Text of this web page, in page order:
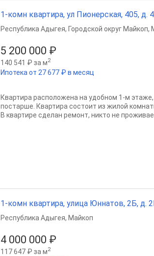
1-комн квартира, ул Пионерская, 405, д.
5 200 000 ₽
140 541 ₽ за м2
Ипотека от 27 677 ₽ в месяц
Республика Адыгея, Городской округ Майкоп,
Квартира расположена на удобном 1-м
постарше. Квартира состоит из жилой
В квартире сделан ремонт, никто не
1-комн квартира, улица Юннатов, 2Б, д.
4 000 000 ₽
117 647 ₽ за м2
Республика Адыгея, Майкоп